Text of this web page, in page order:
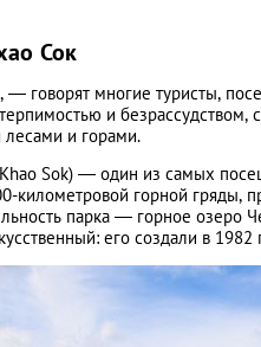
Сок
говорят многие туристы,
и
и горами.
Sok) — один из самых
километровой горной гряды,
парка — горное озеро
его создали в